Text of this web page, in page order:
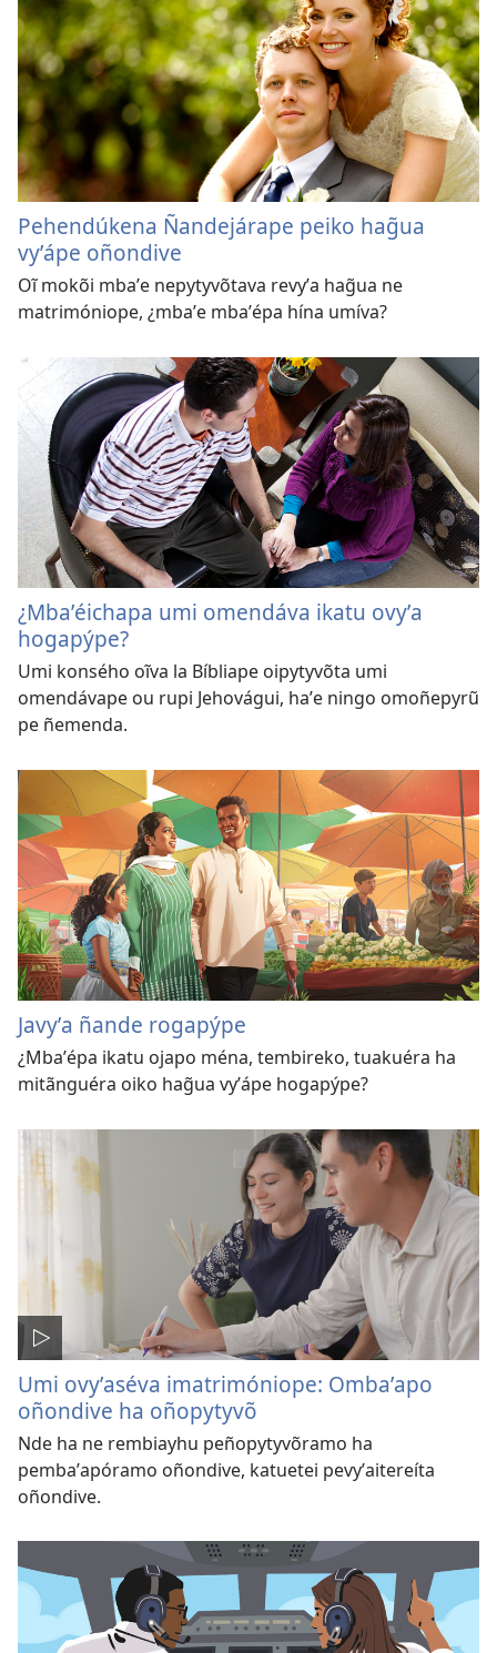
Pehendúkena Ñandejárape peiko hag̃ua
vyʼápe oñondive
Oĩ mokõi mbaʼe nepytyvõtava revyʼa hag̃ua ne
matrimóniope, ¿mbaʼe mbaʼépa hína umíva?
¿Mbaʼéichapa umi omendáva ikatu ovyʼa
hogapýpe?
Umi konsého oĩva la Bíbliape oipytyvõta umi
omendávape ou rupi Jehovágui, haʼe ningo omoñepyrũ
pe ñemenda.
Javyʼa ñande rogapýpe
¿Mbaʼépa ikatu ojapo ména, tembireko, tuakuéra ha
mitãnguéra oiko hag̃ua vyʼápe hogapýpe?
Umi ovyʼaséva imatrimóniope: Ombaʼapo
oñondive ha oñopytyvõ
Nde ha ne rembiayhu peñopytyvõramo ha
pembaʼapóramo oñondive, katuetei pevyʼaitereíta
oñondive.